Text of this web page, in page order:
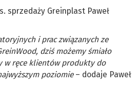
sprzedaży Greinplast Paweł
i prac związanych ze
dziś możemy śmiało
w ręce klientów produkty do
poziomie– dodaje Paweł